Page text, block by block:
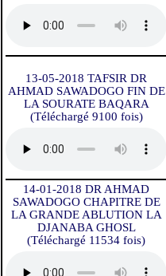
13-05-2018 TAFSIR DR
AHMAD SAWADOGO FIN DE
LA SOURATE BAQARA
(Téléchargé 9100 fois)
14-01-2018 DR AHMAD
SAWADOGO CHAPITRE DE
LA GRANDE ABLUTION LA
DJANABA GHOSL
(Téléchargé 11534 fois)